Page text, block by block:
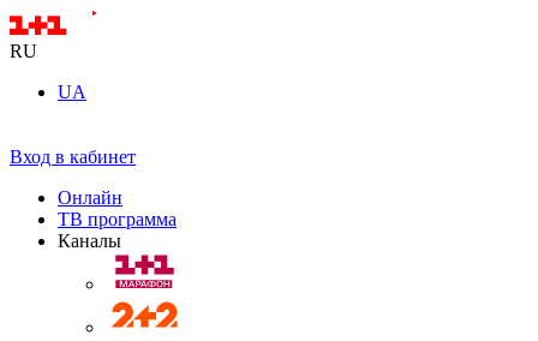
RU
UA
Вход в кабинет
Онлайн
ТВ программа
Каналы